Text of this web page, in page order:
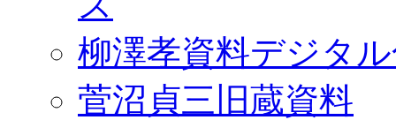
柳澤孝資料デジタ
菅沼貞三旧蔵資料